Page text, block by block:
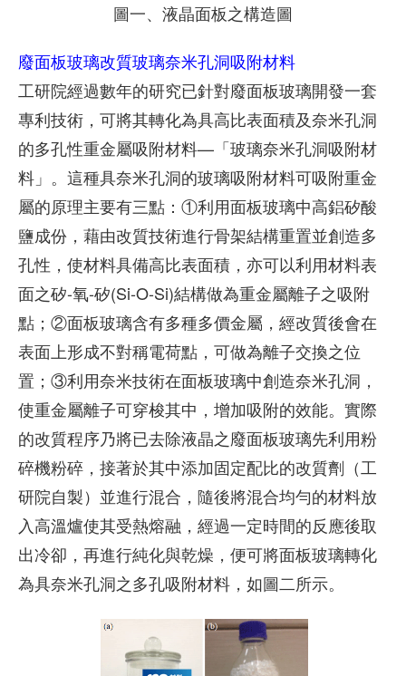
圖一、液晶面板之構造圖
廢面板玻璃改質玻璃奈米孔洞吸附材料
工研院經過數年的研究已針對廢面板玻璃開發一套
專利技術，可將其轉化為具高比表面積及奈米孔洞
的多孔性重金屬吸附材料—「玻璃奈米孔洞吸附材
料」。這種具奈米孔洞的玻璃吸附材料可吸附重金
屬的原理主要有三點：①利用面板玻璃中高鋁矽酸
鹽成份，藉由改質技術進行骨架結構重置並創造多
孔性，使材料具備高比表面積，亦可以利用材料表
面之矽-氧-矽(Si-O-Si)結構做為重金屬離子之吸附
點；②面板玻璃含有多種多價金屬，經改質後會在
表面上形成不對稱電荷點，可做為離子交換之位
置；③利用奈米技術在面板玻璃中創造奈米孔洞，
使重金屬離子可穿梭其中，增加吸附的效能。實際
的改質程序乃將已去除液晶之廢面板玻璃先利用粉
碎機粉碎，接著於其中添加固定配比的改質劑（工
研院自製）並進行混合，隨後將混合均勻的材料放
入高溫爐使其受熱熔融，經過一定時間的反應後取
出冷卻，再進行純化與乾燥，便可將面板玻璃轉化
為具奈米孔洞之多孔吸附材料，如圖二所示。